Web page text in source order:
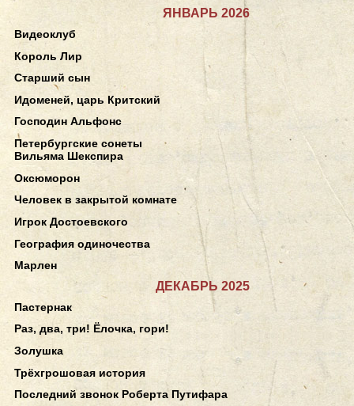
ЯНВАРЬ 2026
Видеоклуб
Король Лир
Старший сын
Идоменей, царь Критский
Господин Альфонс
Петербургские сонеты
Вильяма Шекспира
Оксюморон
Человек в закрытой комнате
Игрок Достоевского
География одиночества
Марлен
ДЕКАБРЬ 2025
Пастернак
Раз, два, три! Ёлочка, гори!
Золушка
Трёхгрошовая история
Последний звонок Роберта Путифара